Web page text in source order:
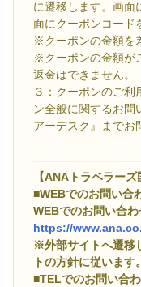
に遷移します。画面
面にクーポンコード
※クーポンの金額を
※クーポンの金額が
返金はできません。
３：クーポンのご利
ン全般に関するお問
アーデスク』までお
【ANAトラベラーズ
■WEBでのお問い合
WEBでのお問い合わ
https://
※外部サイトへ遷移
トの方針に従います。
■TELでのお問い合